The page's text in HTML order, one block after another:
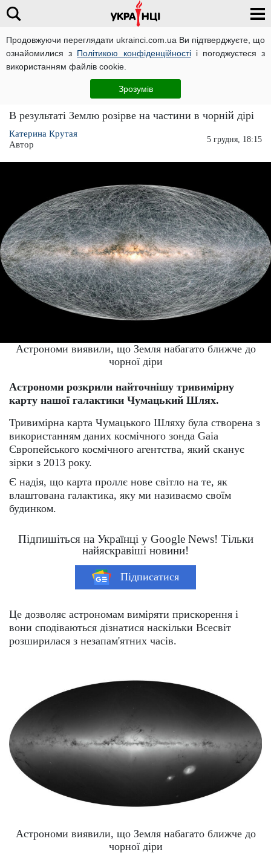
Продовжуючи переглядати ukrainci.com.ua Ви підтверджуєте, що
ознайомилися з Політикою конфіденційностіі погоджуєтеся з
використанням файлів cookie.
Зрозумів
Розваги
Астрономи виявили, що Земля набагато
ближче до чорної діри, ніж вважалося раніше
В результаті Землю розірве на частини в чорній дірі
Катерина Крутая
Автор
5 грудня, 18:15
Астрономи виявили, що Земля набагато ближче до
чорної діри
Астрономи розкрили найточнішу тривимірну
карту нашої галактики Чумацький Шлях.
Тривимірна карта Чумацького Шляху була створена з
використанням даних космічного зонда Gaia
Європейського космічного агентства, який сканує
зірки з 2013 року.
Є надія, що карта проллє нове світло на те, як
влаштована галактика, яку ми називаємо своїм
будинком.
Підпишіться на Українці у Google News! Тільки
найяскравіші новини!
Підписатися
Це дозволяє астрономам виміряти прискорення і
вони сподіваються дізнатися наскільки Всесвіт
розширилася з незапам'ятних часів.
Астрономи виявили, що Земля набагато ближче до
чорної діри